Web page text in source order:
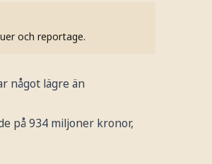
och reportage.
något lägre än
på 934 miljoner kronor,